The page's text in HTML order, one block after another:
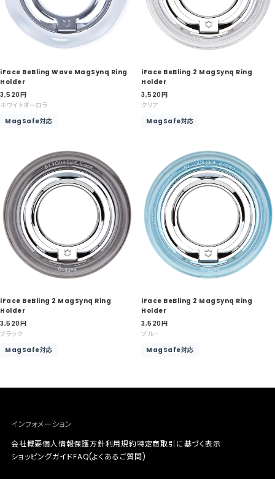
iFace BeBling Wave MagSynq Ring
Holder
セ
ー
価
3,520円
ホワイトオーロラ
MagSafe対応
iFace BeBling 2 MagSynq Ring
Holder
セ
ー
価
3,520円
クリア
MagSafe対応
iFace BeBling 2 MagSynq Ring
Holder
セ
ー
価
3,520円
ブラック
MagSafe対応
iFace BeBling 2 MagSynq Ring
Holder
セ
ー
価
3,520円
ブルー
MagSafe対応
インフォメーション
会社概要個人情報保護方針利用規約特定商取引に基づく表示
ショッピングガイドFAQ(よくあるご質問)